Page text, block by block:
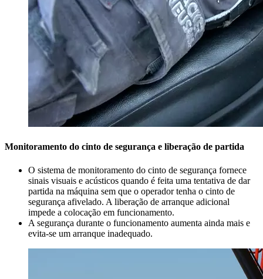
Monitoramento do cinto de segurança e liberação de partida
O sistema de monitoramento do cinto de segurança fornece
sinais visuais e acústicos quando é feita uma tentativa de dar
partida na máquina sem que o operador tenha o cinto de
segurança afivelado. A liberação de arranque adicional
impede a colocação em funcionamento.
A segurança durante o funcionamento aumenta ainda mais e
evita-se um arranque inadequado.